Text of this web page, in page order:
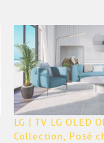
LG | TV LG OLED
Collection, Posé